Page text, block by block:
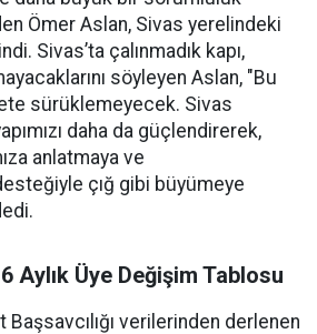
Ömer Aslan, Sivas yerelindeki
Sivas’ta çalınmadık kapı,
söyleyen Aslan, "Bu
sürüklemeyecek. Sivas
daha da güçlendirerek,
anlatmaya ve
çığ gibi büyümeye
Aylık Üye Değişim Tablosu
Başsavcılığı verilerinden derlenen